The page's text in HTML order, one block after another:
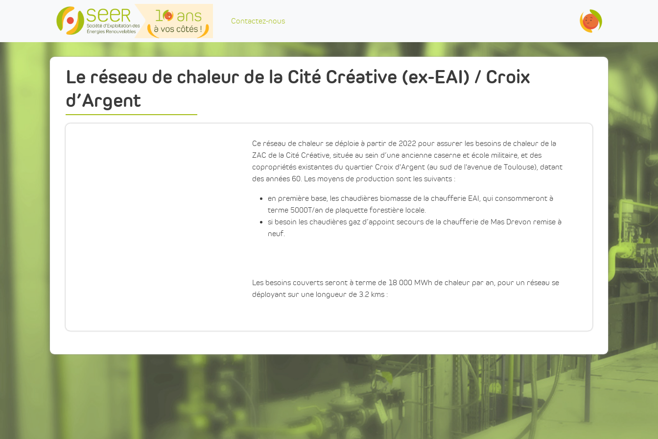
Skip to main content
Contactez-nous
Le réseau de chaleur de la Cité Créative (ex-EAI) / Croix
d’Argent
Ce réseau de chaleur se déploie à partir de 2022 pour assurer les besoins de chaleur de la
ZAC de la Cité Créative, située au sein d’une ancienne caserne et école militaire, et des
copropriétés existantes du quartier Croix d'Argent (au sud de l'avenue de Toulouse), datant
des années 60. Les moyens de production sont les suivants :
en première base, les chaudières biomasse de la chaufferie EAI, qui consommeront à
terme 5000T/an de plaquette forestière locale.
si besoin les chaudières gaz d’appoint secours de la chaufferie de Mas Drevon remise à
neuf.
Les besoins couverts seront à terme de 18 000 MWh de chaleur par an, pour un réseau se
déployant sur une longueur de 3.2 kms :